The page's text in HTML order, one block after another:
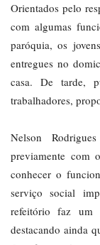
Orientados pelo
com algumas
paróquia, os
entregues no
casa. De tarde,
trabalhadores,
Nelson
previamente com
conhecer o
serviço social
refeitório faz um
destacando ainda